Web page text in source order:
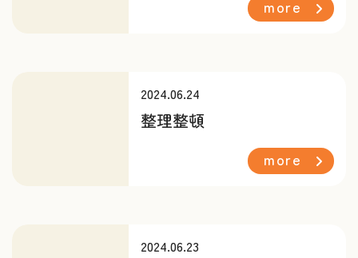
more
2024.06.24
整理整頓
more
2024.06.23